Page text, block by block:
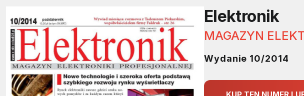
Elektronik
MAGAZYN
Wydanie 10/2014